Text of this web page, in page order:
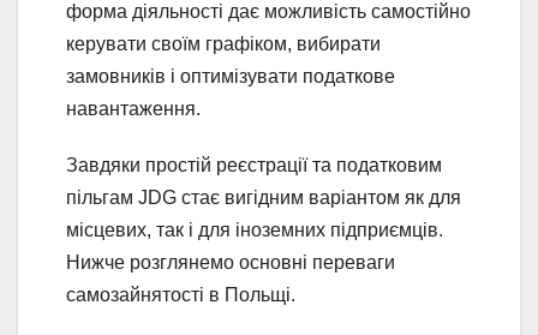
форма діяльності дає можливість самостійно
керувати своїм графіком, вибирати
замовників і оптимізувати податкове
навантаження.
Завдяки простій реєстрації та податковим
пільгам JDG стає вигідним варіантом як для
місцевих, так і для іноземних підприємців.
Нижче розглянемо основні переваги
самозайнятості в Польщі.